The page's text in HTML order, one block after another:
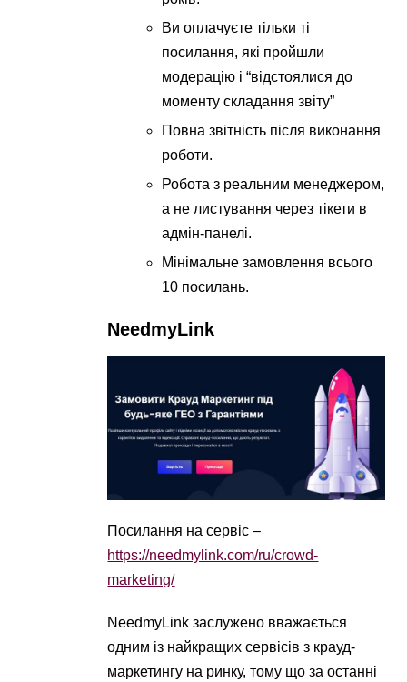
Ви оплачуєте тільки ті
посилання, які пройшли
модерацію і “відстоялися до
моменту складання звіту”
Повна звітність після виконання
роботи.
Робота з реальним менеджером,
а не листування через тікети в
адмін-панелі.
Мінімальне замовлення всього
10 посилань.
NeedmyLink
Посилання на сервіс –
https://needmylink.com/ru/crowd-
marketing/
NeedmyLink заслужено вважається
одним із найкращих сервісів з крауд-
маркетингу на ринку, тому що за останні